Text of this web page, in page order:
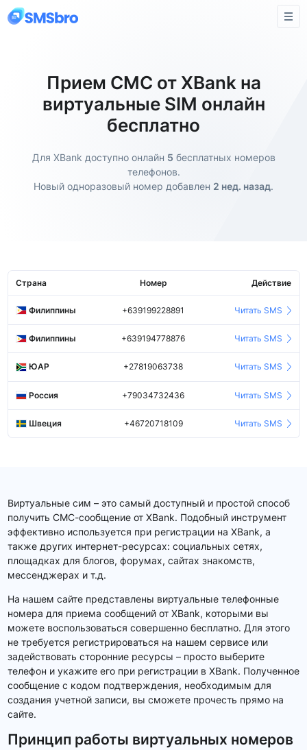
Прием СМС от XBank на
виртуальные SIM онлайн
бесплатно
Для XBank доступно онлайн 5 бесплатных номеров
телефонов.
Новый одноразовый номер добавлен 2 нед. назад.
Страна Номер Действие
Филиппины +639199228891 Читать SMS
Филиппины +639194778876 Читать SMS
ЮАР +27819063738 Читать SMS
Россия +79034732436 Читать SMS
Швеция +46720718109 Читать SMS
Виртуальные сим – это самый доступный и простой способ
получить СМС-сообщение от XBank. Подобный инструмент
эффективно используется при регистрации на XBank, а
также других интернет-ресурсах: социальных сетях,
площадках для блогов, форумах, сайтах знакомств,
мессенджерах и т.д.
На нашем сайте представлены виртуальные телефонные
номера для приема сообщений от XBank, которыми вы
можете воспользоваться совершенно бесплатно. Для этого
не требуется регистрироваться на нашем сервисе или
задействовать сторонние ресурсы – просто выберите
телефон и укажите его при регистрации в XBank. Полученное
сообщение с кодом подтверждения, необходимым для
создания учетной записи, вы сможете прочесть прямо на
сайте.
Принцип работы виртуальных номеров